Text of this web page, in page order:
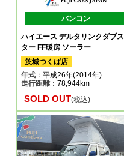
バンコン
ハイエース デルタリンクダブス
ター FF暖房 ソーラー
茨城つくば店
年式 ：平成26年(2014年)
走行距離：78,944km
SOLD OUT(税込)